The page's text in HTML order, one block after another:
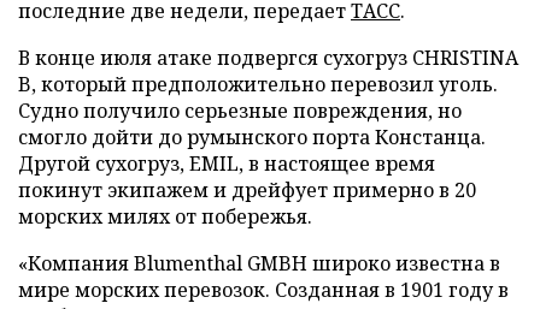
последние две недели, передаетТАСС.
В конце июля атаке подвергся сухогруз CHRISTINA
B, который предположительно перевозил уголь.
Судно получило серьезные повреждения, но
смогло дойти до румынского порта Констанца.
Другой сухогруз, EMIL, в настоящее время
покинут экипажем и дрейфует примерно в 20
морских милях от побережья.
«Компания Blumenthal GMBH широко известна в
мире морских перевозок. Созданная в 1901 году в